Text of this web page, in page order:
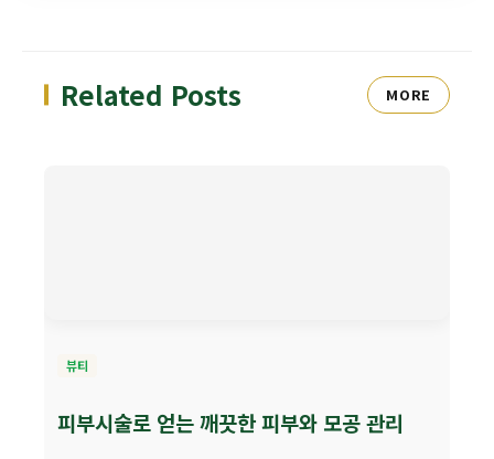
Related Posts MORE
뷰티
피부시술로 얻는 깨끗한 피부와 모공 관리